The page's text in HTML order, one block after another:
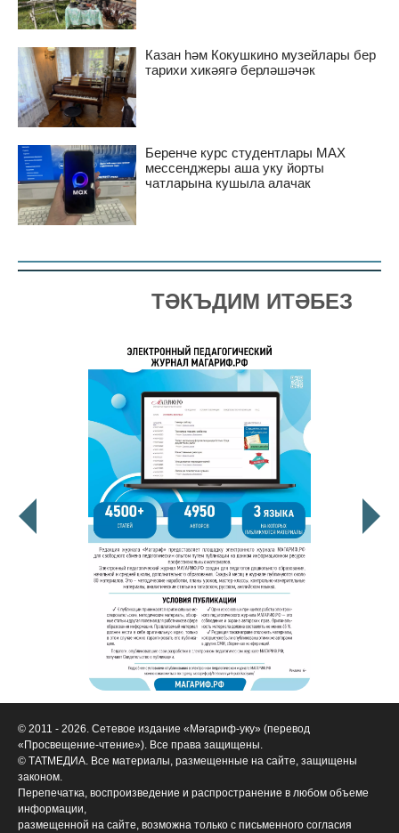
Казан һәм Кокушкино музейлары бер
тарихи хикәягә берләшәчәк
Беренче курс студентлары MAX
мессенджеры аша уку йорты
чатларына кушыла алачак
ТӘКЪДИМ ИТӘБЕЗ
© 2011 - 2026. Сетевое издание «Мәгариф-уку» (перевод
«Просвещение-чтение»). Все права защищены.
© ТАТМЕДИА. Все материалы, размещенные на сайте, защищены
законом.
Перепечатка, воспроизведение и распространение в любом объеме
информации,
размещенной на сайте, возможна только с письменного согласия